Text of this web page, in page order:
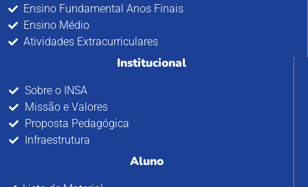
Ensino Fundamental Anos Finais
Ensino Médio
Atividades Extracurriculares
Institucional
Sobre o INSA
Missão e Valores
Proposta Pedagógica
Infraestrutura
Aluno